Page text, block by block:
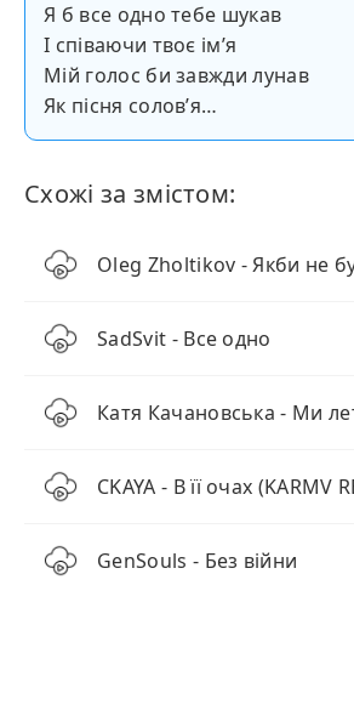
Я б все одно тебе шукав
І співаючи твоє ім’я
Мій голос би завжди лунав
Як пісня солов’я…
Схожі за змістом:
SadSvit - Все одно
CKAYA - В її очах (KARMV
GenSouls - Без війни